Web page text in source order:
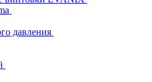
давления